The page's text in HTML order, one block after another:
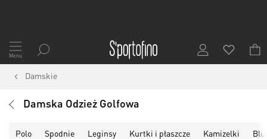
Przejdź
do
treści
Menu
Damskie
Damska Odzież Golfowa
Polo Spodnie Leginsy Kurtki i płaszcze Kamizelki